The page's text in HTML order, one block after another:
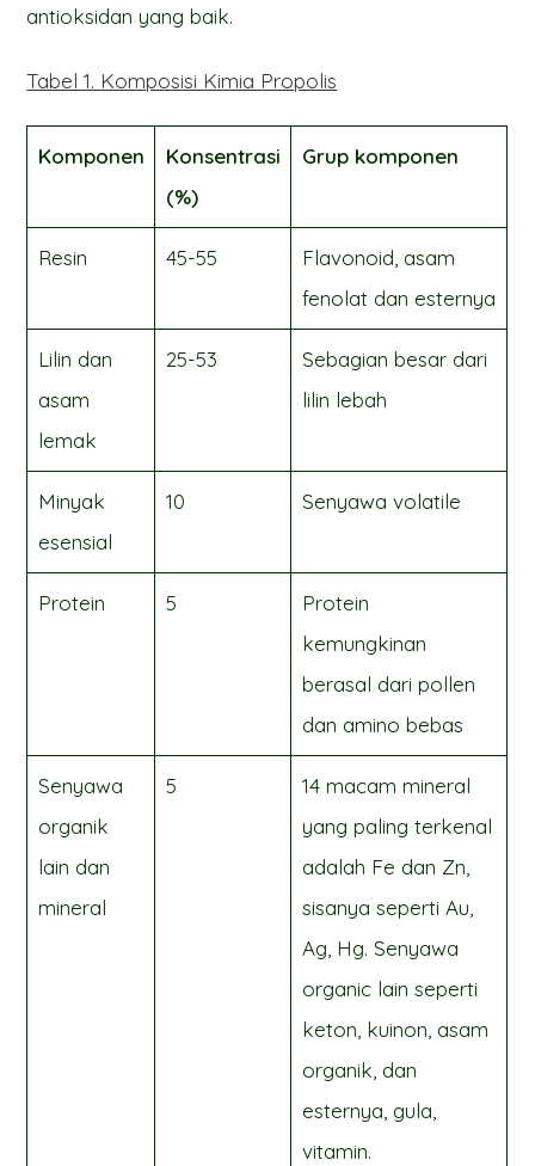
antioksidan yang baik.
Tabel 1. Komposisi Kimia Propolis
Komponen
Konsentrasi
(%)
Grup komponen
Resin 45-55
Flavonoid, asam
fenolat dan esternya
Lilin dan
asam
lemak
25-53
Sebagian besar dari
lilin lebah
Minyak
esensial
10 Senyawa volatile
Protein 5
Protein
kemungkinan
berasal dari pollen
dan amino bebas
Senyawa
organik
lain dan
mineral
5
14 macam mineral
yang paling terkenal
adalah Fe dan Zn,
sisanya seperti Au,
Ag, Hg. Senyawa
organic lain seperti
keton, kuinon, asam
organik, dan
esternya, gula,
vitamin.